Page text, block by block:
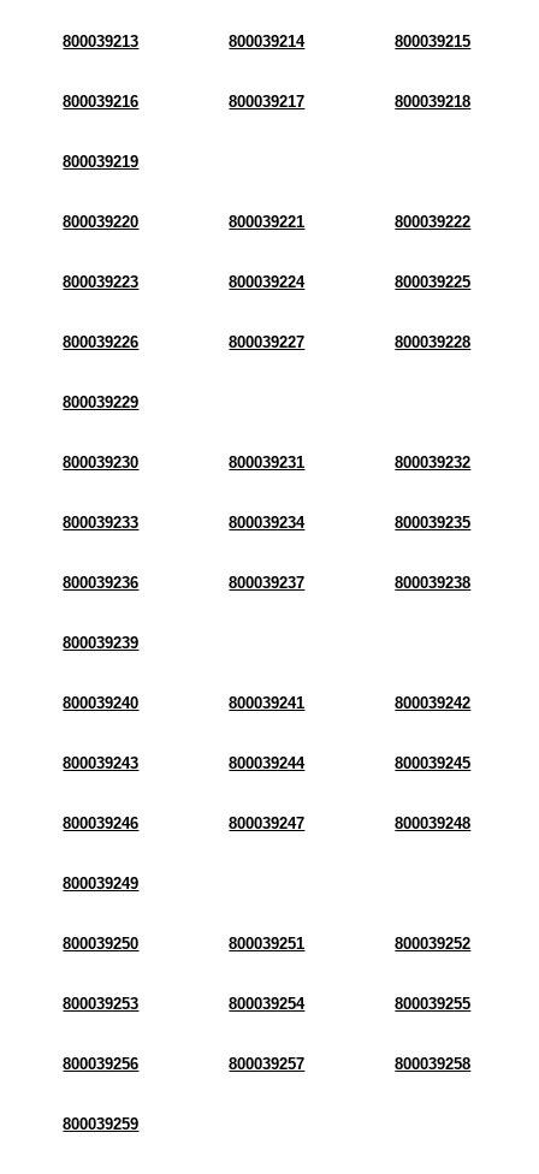
800039213 800039214 800039215
800039216 800039217 800039218
800039219
800039220 800039221 800039222
800039223 800039224 800039225
800039226 800039227 800039228
800039229
800039230 800039231 800039232
800039233 800039234 800039235
800039236 800039237 800039238
800039239
800039240 800039241 800039242
800039243 800039244 800039245
800039246 800039247 800039248
800039249
800039250 800039251 800039252
800039253 800039254 800039255
800039256 800039257 800039258
800039259